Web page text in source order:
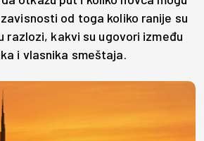
od toga koliko ranije su
razlozi, kakvi su ugovori između
i vlasnika smeštaja.